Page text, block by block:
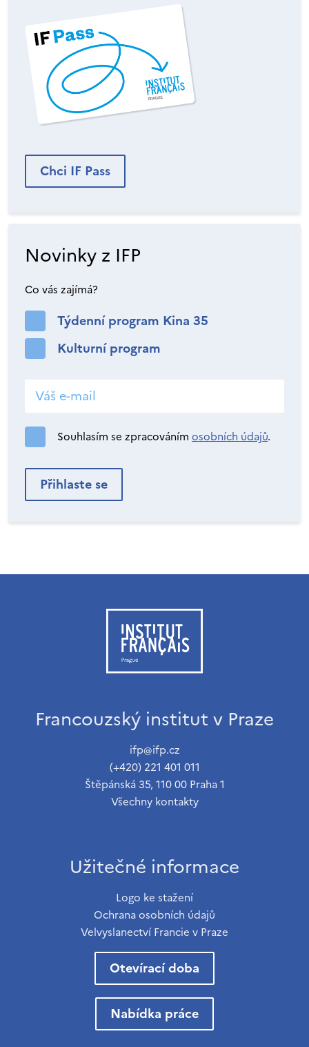
Chci IF Pass
Novinky z IFP
Co vás zajímá?
Týdenní program Kina 35
Kulturní program
Souhlasím se zpracováním osobních údajů.
Francouzský institut v Praze
ifp@ifp.cz
(+420) 221 401 011
Štěpánská 35, 110 00 Praha 1
Všechny kontakty
Užitečné informace
Logo ke stažení
Ochrana osobních údajů
Velvyslanectví Francie v Praze
Otevírací doba
Nabídka práce